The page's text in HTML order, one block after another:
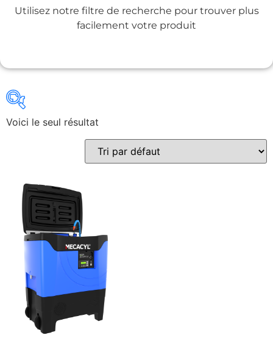
Utilisez notre filtre de recherche pour trouver plus
facilement votre produit
Gains recherchés
Gains recherchés
Voici le seul résultat